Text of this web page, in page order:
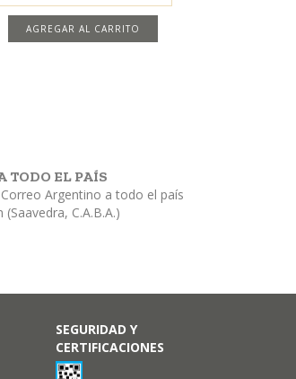
AGREGAR AL CARRITO
TODO EL PAÍS
Argentino a todo el país
C.A.B.A.)
SEGURIDAD Y
CERTIFICACIONES